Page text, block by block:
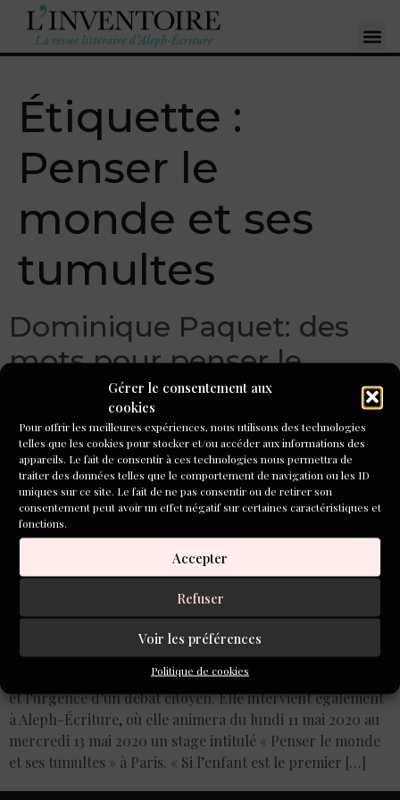
Gérer le consentement aux
cookies
Pour offrir les meilleures expériences, nous utilisons des technologies
telles que les cookies pour stocker et/ou accéder aux informations des
appareils. Le fait de consentir à ces technologies nous permettra de
traiter des données telles que le comportement de navigation ou les ID
uniques sur ce site. Le fait de ne pas consentir ou de retirer son
consentement peut avoir un effet négatif sur certaines caractéristiques et
fonctions.
Accepter
Refuser
Voir les préférences
Politique de cookies
Étiquette :
Penser le
monde et ses
tumultes
Dominique Paquet: des
mots pour penser le
monde et ses tumultes
Chargée de cours dans plusieurs universités, Dominique
Paquet participe à des Cafés Philo, montrant la nécessité
et l’urgence d’un débat citoyen. Elle intervient également
à Aleph-Écriture, où elle animera du lundi 11 mai 2020 au
mercredi 13 mai 2020 un stage intitulé « Penser le monde
et ses tumultes » à Paris. « Si l’enfant est le premier […]